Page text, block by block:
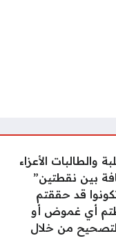
والطالبات الأعزاء
بين نقطتين”
قد حققتم
أي غموض أو
من خلال